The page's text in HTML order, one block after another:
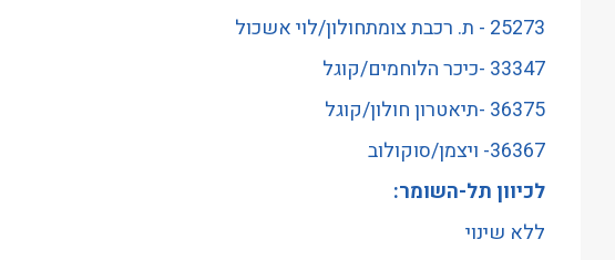
25273 - ת. רכבת צומתחולון/לוי אשכול
33347 -כיכר הלוחמים/קוגל
36375 -תיאטרון חולון/קוגל
36367- ויצמן/סוקולוב
לכיוון תל-השומר:
ללא שינוי